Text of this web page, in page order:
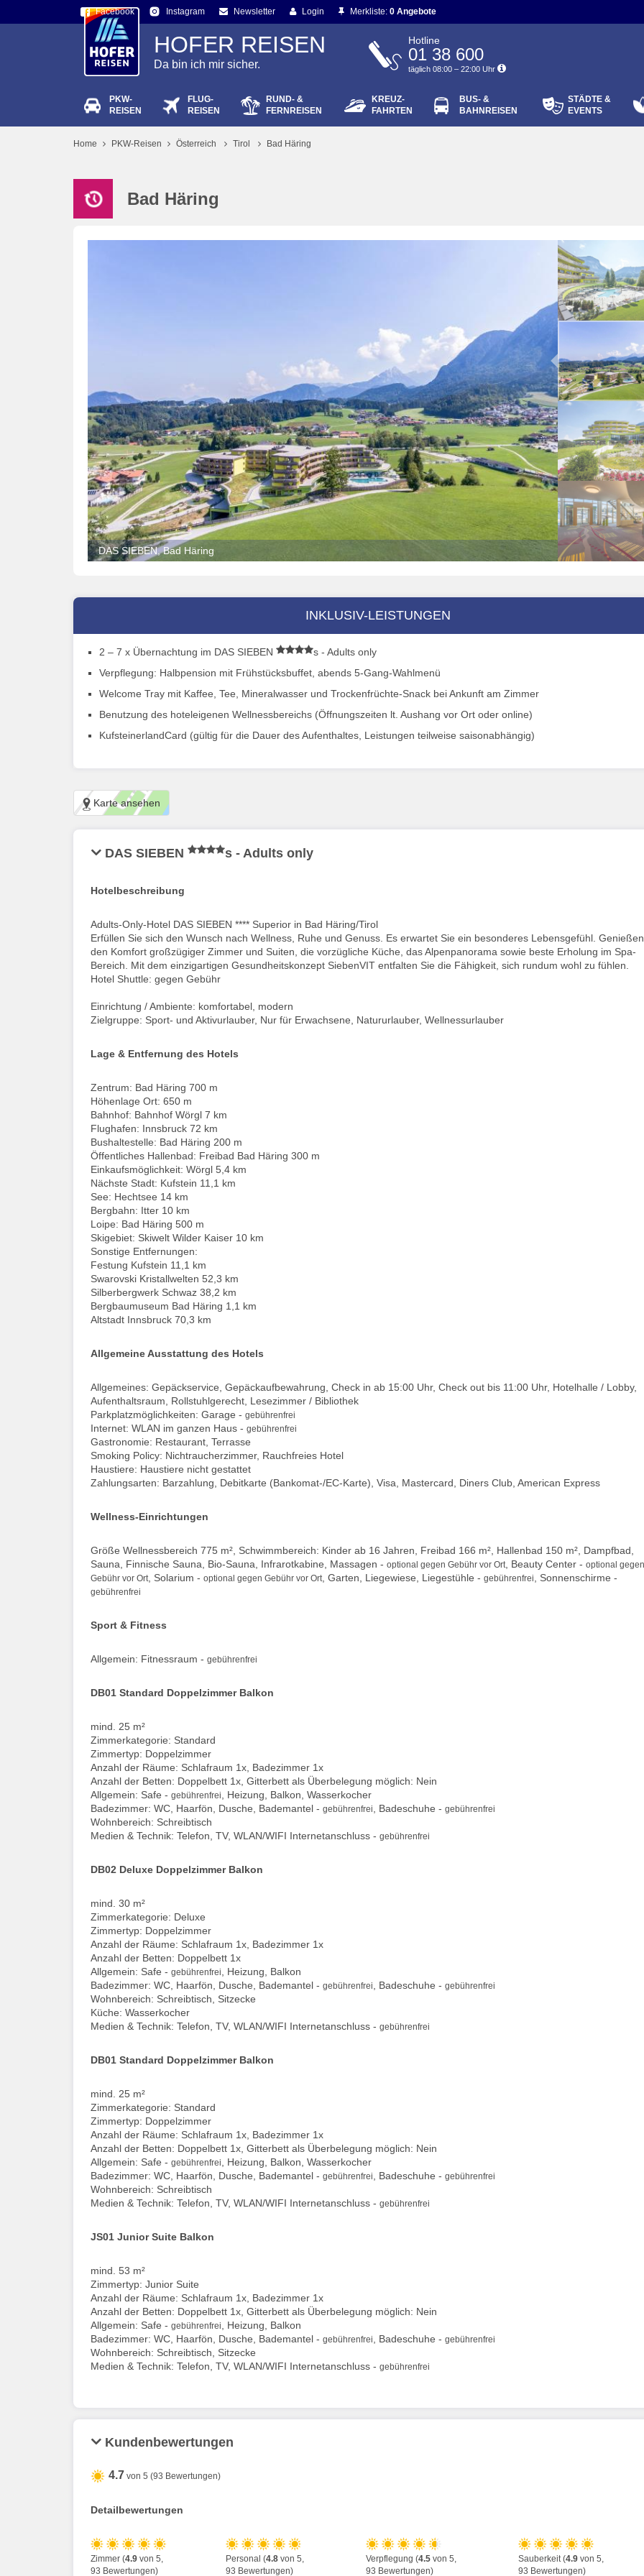
Facebook Instagram Newsletter Login
Passwort vergessen?
Merkliste: 0 Angebote
HOFER REISEN
Da bin ich mir sicher.
Hotline
01 38 600
täglich 08:00 – 22:00 Uhr
PKW-
REISEN
FLUG-
REISEN
RUND- &
FERNREISEN
KREUZ-
FAHRTEN
BUS- &
BAHNREISEN
STÄDTE &
EVENTS
Home PKW-Reisen Österreich Tirol Bad Häring
Bad Häring
DAS SIEBEN, Bad Häring
INKLUSIV-LEISTUNGEN
2 – 7 x Übernachtung im DAS SIEBEN
s - Adults only
Verpflegung: Halbpension mit Frühstücksbuffet, abends 5-Gang-Wahlmenü
Welcome Tray mit Kaffee, Tee, Mineralwasser und Trockenfrüchte-Snack bei Ankunft am Zimmer
Benutzung des hoteleigenen Wellnessbereichs (Öffnungszeiten lt. Aushang vor Ort oder online)
KufsteinerlandCard (gültig für die Dauer des Aufenthaltes, Leistungen teilweise saisonabhängig)
Karte ansehen
DAS SIEBEN s - Adults only
Hotelbeschreibung
Adults-Only-Hotel DAS SIEBEN **** Superior in Bad Häring/Tirol
Erfüllen Sie sich den Wunsch nach Wellness, Ruhe und Genuss. Es erwartet Sie ein besonderes Lebensgefühl.
den Komfort großzügiger Zimmer und Suiten, die vorzügliche Küche, das Alpenpanorama sowie beste Erholung im Spa-
Bereich. Mit dem einzigartigen Gesundheitskonzept SiebenVIT entfalten Sie die Fähigkeit, sich rundum wohl zu fühlen.
Hotel Shuttle: gegen Gebühr
Einrichtung / Ambiente: komfortabel, modern
Zielgruppe: Sport- und Aktivurlauber, Nur für Erwachsene, Natururlauber, Wellnessurlauber
Lage & Entfernung des Hotels
Zentrum: Bad Häring 700 m
Höhenlage Ort: 650 m
Bahnhof: Bahnhof Wörgl 7 km
Flughafen: Innsbruck 72 km
Bushaltestelle: Bad Häring 200 m
Öffentliches Hallenbad: Freibad Bad Häring 300 m
Einkaufsmöglichkeit: Wörgl 5,4 km
Nächste Stadt: Kufstein 11,1 km
See: Hechtsee 14 km
Bergbahn: Itter 10 km
Loipe: Bad Häring 500 m
Skigebiet: Skiwelt Wilder Kaiser 10 km
Sonstige Entfernungen:
Festung Kufstein 11,1 km
Swarovski Kristallwelten 52,3 km
Silberbergwerk Schwaz 38,2 km
Bergbaumuseum Bad Häring 1,1 km
Altstadt Innsbruck 70,3 km
Allgemeine Ausstattung des Hotels
Allgemeines: Gepäckservice, Gepäckaufbewahrung, Check in ab 15:00 Uhr, Check out bis 11:00 Uhr, Hotelhalle / Lobby,
Aufenthaltsraum, Rollstuhlgerecht, Lesezimmer / Bibliothek
Parkplatzmöglichkeiten: Garage - gebührenfrei
Internet: WLAN im ganzen Haus - gebührenfrei
Gastronomie: Restaurant, Terrasse
Smoking Policy: Nichtraucherzimmer, Rauchfreies Hotel
Haustiere: Haustiere nicht gestattet
Zahlungsarten: Barzahlung, Debitkarte (Bankomat-/EC-Karte), Visa, Mastercard, Diners Club, American Express
Wellness-Einrichtungen
Größe Wellnessbereich 775 m², Schwimmbereich: Kinder ab 16 Jahren, Freibad 166 m², Hallenbad 150 m², Dampfbad,
Sauna, Finnische Sauna, Bio-Sauna, Infrarotkabine, Massagen - optional gegen Gebühr vor Ort , Beauty Center - optional gegen
Gebühr vor Ort , Solarium - optional gegen Gebühr vor Ort , Garten, Liegewiese, Liegestühle - gebührenfrei , Sonnenschirme -
gebührenfrei
Sport & Fitness
Allgemein: Fitnessraum - gebührenfrei
DB01 Standard Doppelzimmer Balkon
mind. 25 m²
Zimmerkategorie: Standard
Zimmertyp: Doppelzimmer
Anzahl der Räume: Schlafraum 1x, Badezimmer 1x
Anzahl der Betten: Doppelbett 1x, Gitterbett als Überbelegung möglich: Nein
Allgemein: Safe - gebührenfrei
, Heizung, Balkon, Wasserkocher
Badezimmer: WC, Haarfön, Dusche, Bademantel - gebührenfrei , Badeschuhe - gebührenfrei
Wohnbereich: Schreibtisch
Medien & Technik: Telefon, TV, WLAN/WIFI Internetanschluss - gebührenfrei
DB02 Deluxe Doppelzimmer Balkon
mind. 30 m²
Zimmerkategorie: Deluxe
Zimmertyp: Doppelzimmer
Anzahl der Räume: Schlafraum 1x, Badezimmer 1x
Anzahl der Betten: Doppelbett 1x
Allgemein: Safe - gebührenfrei
, Heizung, Balkon
Badezimmer: WC, Haarfön, Dusche, Bademantel - gebührenfrei , Badeschuhe - gebührenfrei
Wohnbereich: Schreibtisch, Sitzecke
Küche: Wasserkocher
Medien & Technik: Telefon, TV, WLAN/WIFI Internetanschluss - gebührenfrei
DB01 Standard Doppelzimmer Balkon
mind. 25 m²
Zimmerkategorie: Standard
Zimmertyp: Doppelzimmer
Anzahl der Räume: Schlafraum 1x, Badezimmer 1x
Anzahl der Betten: Doppelbett 1x, Gitterbett als Überbelegung möglich: Nein
Allgemein: Safe - gebührenfrei
, Heizung, Balkon, Wasserkocher
Badezimmer: WC, Haarfön, Dusche, Bademantel - gebührenfrei , Badeschuhe - gebührenfrei
Wohnbereich: Schreibtisch
Medien & Technik: Telefon, TV, WLAN/WIFI Internetanschluss - gebührenfrei
JS01 Junior Suite Balkon
mind. 53 m²
Zimmertyp: Junior Suite
Anzahl der Räume: Schlafraum 1x, Badezimmer 1x
Anzahl der Betten: Doppelbett 1x, Gitterbett als Überbelegung möglich: Nein
Allgemein: Safe - gebührenfrei
, Heizung, Balkon
Badezimmer: WC, Haarfön, Dusche, Bademantel - gebührenfrei , Badeschuhe - gebührenfrei
Wohnbereich: Schreibtisch, Sitzecke
Medien & Technik: Telefon, TV, WLAN/WIFI Internetanschluss - gebührenfrei
Kundenbewertungen
4.7 von 5 (93 Bewertungen)
Detailbewertungen
Zimmer (4.9 von 5,
93 Bewertungen)
Personal (4.8von 5,
93 Bewertungen)
Verpflegung (4.5 von 5,
93 Bewertungen)
Sauberkeit (4.9von 5,
93 Bewertungen)